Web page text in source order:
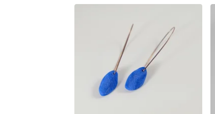
46,00€